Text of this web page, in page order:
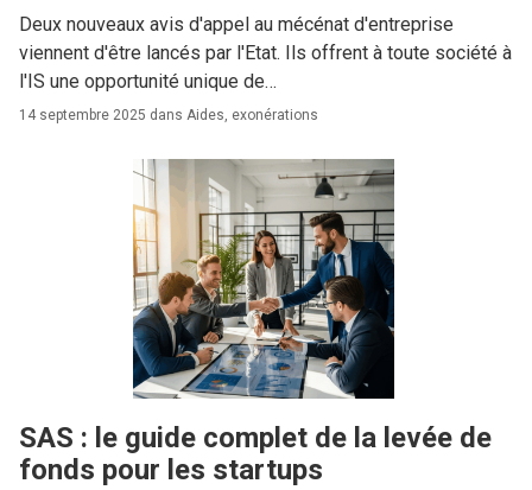
Deux nouveaux avis d'appel au mécénat d'entreprise
viennent d'être lancés par l'Etat. Ils offrent à toute société à
l'IS une opportunité unique de…
14 septembre 2025 dans Aides, exonérations
SAS : le guide complet de la levée de
fonds pour les startups